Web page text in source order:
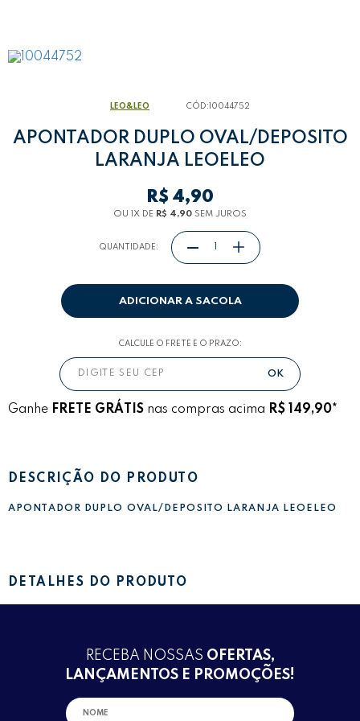
LEO&LEO CÓD: 10044752
APONTADOR DUPLO OVAL/DEPOSITO
LARANJA LEOELEO
R$ 4,90
OU 1X DE R$ 4,90 SEM JUROS
QUANTIDADE:
ADICIONAR A SACOLA
CALCULE O FRETE E O PRAZO:
Ganhe FRETE GRÁTIS nas compras acima R$ 149,90*
DESCRIÇÃO DO PRODUTO
APONTADOR DUPLO OVAL/DEPOSITO LARANJA LEOELEO
DETALHES DO PRODUTO
RECEBA NOSSAS OFERTAS,
LANÇAMENTOS E PROMOÇÕES!